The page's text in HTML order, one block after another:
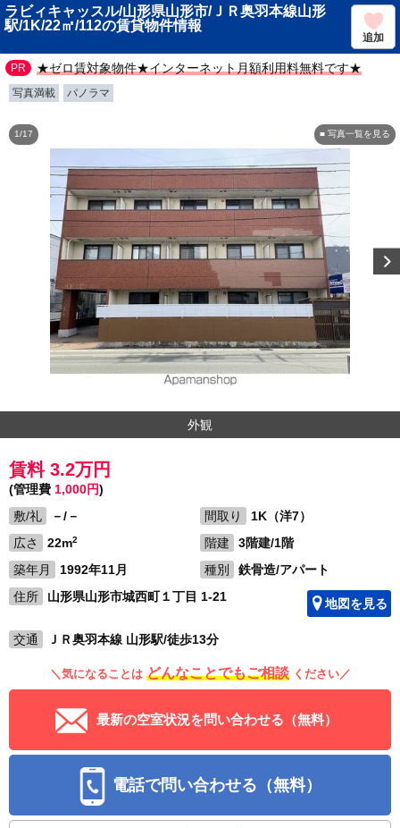
ラビィキャッスル/山形県山形市/ＪＲ奥羽本線山形
駅/1K/22㎡/112の賃貸物件情報
追加
★ゼロ賃対象物件★インターネット月額利用料無料です★
写真満載 パノラマ
■ 写真一覧を見る
1/17
外観
賃料 3.2万円
(管理費 1,000円)
敷/礼
－/－ 間取り
1K（洋7）
広さ
22m2 階建
3階建/1階
築年月
1992年11月 種別
鉄骨造/アパート
住所
山形県山形市城西町１丁目 1-21 地図を見る
交通 ＪＲ奥羽本線 山形駅/徒歩13分
＼気になることは どんなことでもご相談 ください／
最新の空室状況を問い合わせる（無料）
電話で問い合わせる（無料）